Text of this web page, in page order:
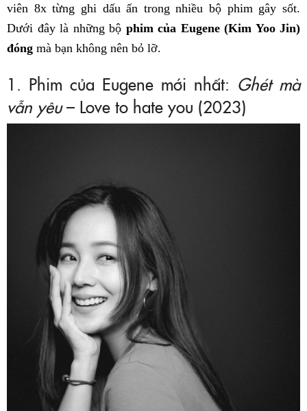
viên 8x từng ghi dấu ấn trong nhiều bộ phim gây sốt.
Dưới đây là những bộ phim của Eugene (Kim Yoo Jin)
đóng mà bạn không nên bỏ lỡ.
1. Phim của Eugene mới nhất: Ghét mà
vẫn yêu– Love to hate you (2023)